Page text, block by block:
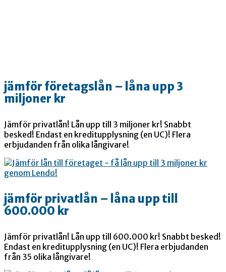
jämför företagslån – låna upp 3
miljoner kr
Jämför privatlån! Lån upp till 3 miljoner kr! Snabbt
besked! Endast en kreditupplysning (en UC)! Flera
erbjudanden från olika långivare!
jämför privatlån – låna upp till
600.000 kr
Jämför privatlån! Lån upp till 600.000 kr! Snabbt besked!
Endast en kreditupplysning (en UC)! Flera erbjudanden
från 35 olika långivare!